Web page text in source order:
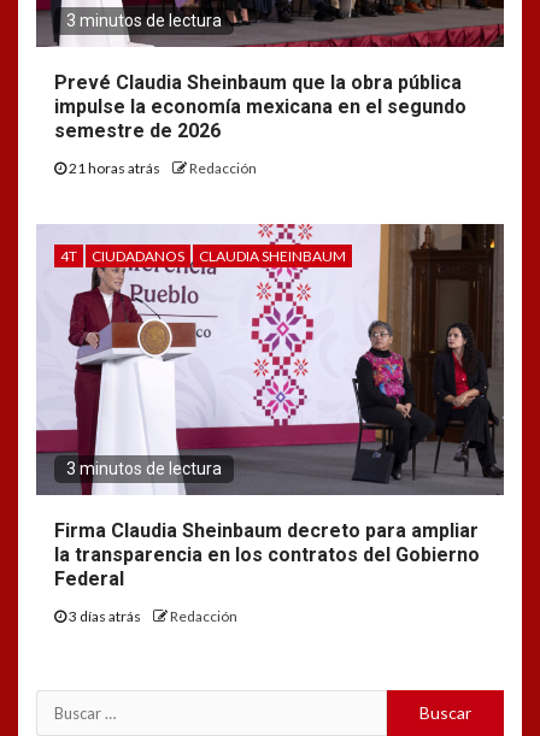
3 minutos de lectura
Prevé Claudia Sheinbaum que la obra pública
impulse la economía mexicana en el segundo
semestre de 2026
21 horas atrás Redacción
4T CIUDADANOS CLAUDIA SHEINBAUM
3 minutos de lectura
Firma Claudia Sheinbaum decreto para ampliar
la transparencia en los contratos del Gobierno
Federal
3 días atrás Redacción
Buscar: